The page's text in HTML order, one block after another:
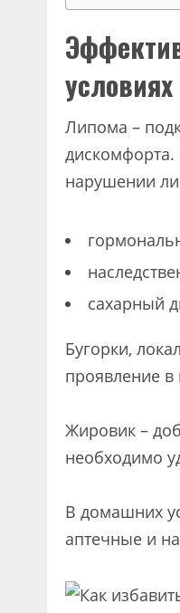
условиях
Липома –
дискомфорта.
нарушении
сахарный
Бугорки,
проявление
Жировик –
необходимо
В домашних
аптечные и